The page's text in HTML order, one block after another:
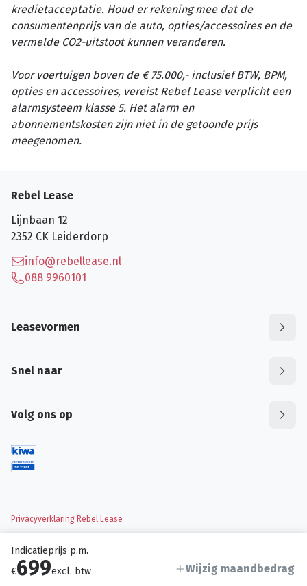
Indicatieprijs p.m.
€699excl. btw Wijzig maandbedrag
kredietacceptatie. Houd er rekening mee dat de
consumentenprijs van de auto, opties/accessoires en de
vermelde CO2-uitstoot kunnen veranderen.
Voor voertuigen boven de € 75.000,- inclusief BTW, BPM,
opties en accessoires, vereist Rebel Lease verplicht een
alarmsysteem klasse 5. Het alarm en
abonnementskosten zijn niet in de getoonde prijs
meegenomen.
Rebel Lease
Lijnbaan 12
2352 CK Leiderdorp
info@rebellease.nl
088 9960101
Leasevormen
Snel naar
Volg ons op
Privacyverklaring Rebel Lease